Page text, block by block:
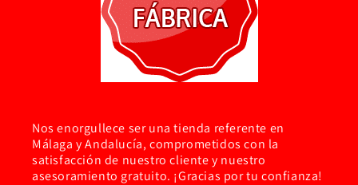
Nos enorgullece ser una tienda referente en
Málaga y Andalucía, comprometidos con la
satisfacción de nuestro cliente y nuestro
asesoramiento gratuito. ¡Gracias por tu confianza!